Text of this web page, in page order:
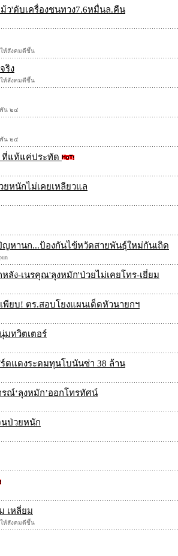
'ดับเครื่องชนทวง7.6หมื่นล.คืน
ให้สังคมดีขึ้น
ริง
ให้สังคมดีขึ้น
พัน ๒๔
พัน ๒๔
ที่แท้แค่ประทัด
ยหนักไม่เคยเหลียวแล
ญหานก...ป้องกันไข้หวัดสายพันธุ์ใหม่กันเถิด
ง-เนรคุณ'ลุงหมัก'ป่วยไม่เคยโทร-เยี่ยม
ยบ! ตร.สอบโยงแผนเด็ดหัวนายกฯ
มทวิตเตอร์
ตแดงระดมทุนโบนันซ่า 38 ล้าน
ณ์‘ลุงหมัก’ออกโทรทัศน์
นป่วยหนัก
เหลี่ยม
ให้สังคมดีขึ้น